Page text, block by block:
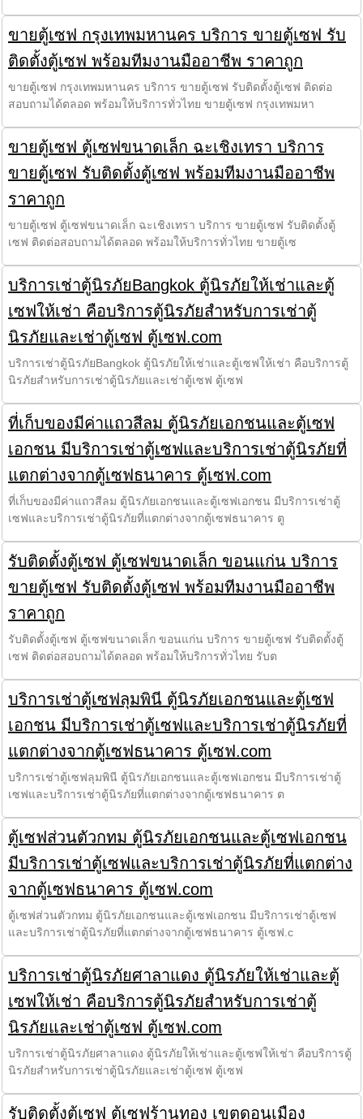
ขายตู้เซฟ กรุงเทพมหานคร บริการ ขายตู้เซฟ รับ
ติดตั้งตู้เซฟ พร้อมทีมงานมืออาชีพ ราคาถูก
ขายตู้เซฟ กรุงเทพมหานคร บริการ ขายตู้เซฟ รับติดตั้งตู้เซฟ ติดต่อ
สอบถามได้ตลอด พร้อมให้บริการทั่วไทย ขายตู้เซฟ กรุงเทพมหา
ขายตู้เซฟ ตู้เซฟขนาดเล็ก ฉะเชิงเทรา บริการ
ขายตู้เซฟ รับติดตั้งตู้เซฟ พร้อมทีมงานมืออาชีพ
ราคาถูก
ขายตู้เซฟ ตู้เซฟขนาดเล็ก ฉะเชิงเทรา บริการ ขายตู้เซฟ รับติดตั้งตู้
เซฟ ติดต่อสอบถามได้ตลอด พร้อมให้บริการทั่วไทย ขายตู้เซ
บริการเช่าตู้นิรภัยBangkok ตู้นิรภัยให้เช่าและตู้
เซฟให้เช่า คือบริการตู้นิรภัยสำหรับการเช่าตู้
นิรภัยและเช่าตู้เซฟ ตู้เซฟ.com
บริการเช่าตู้นิรภัยBangkok ตู้นิรภัยให้เช่าและตู้เซฟให้เช่า คือบริการตู้
นิรภัยสำหรับการเช่าตู้นิรภัยและเช่าตู้เซฟ ตู้เซฟ
ที่เก็บของมีค่าแถวสีลม ตู้นิรภัยเอกชนและตู้เซฟ
เอกชน มีบริการเช่าตู้เซฟและบริการเช่าตู้นิรภัยที่
แตกต่างจากตู้เซฟธนาคาร ตู้เซฟ.com
ที่เก็บของมีค่าแถวสีลม ตู้นิรภัยเอกชนและตู้เซฟเอกชน มีบริการเช่าตู้
เซฟและบริการเช่าตู้นิรภัยที่แตกต่างจากตู้เซฟธนาคาร ตู
รับติดตั้งตู้เซฟ ตู้เซฟขนาดเล็ก ขอนแก่น บริการ
ขายตู้เซฟ รับติดตั้งตู้เซฟ พร้อมทีมงานมืออาชีพ
ราคาถูก
รับติดตั้งตู้เซฟ ตู้เซฟขนาดเล็ก ขอนแก่น บริการ ขายตู้เซฟ รับติดตั้งตู้
เซฟ ติดต่อสอบถามได้ตลอด พร้อมให้บริการทั่วไทย รับต
บริการเช่าตู้เซฟลุมพินี ตู้นิรภัยเอกชนและตู้เซฟ
เอกชน มีบริการเช่าตู้เซฟและบริการเช่าตู้นิรภัยที่
แตกต่างจากตู้เซฟธนาคาร ตู้เซฟ.com
บริการเช่าตู้เซฟลุมพินี ตู้นิรภัยเอกชนและตู้เซฟเอกชน มีบริการเช่าตู้
เซฟและบริการเช่าตู้นิรภัยที่แตกต่างจากตู้เซฟธนาคาร ต
ตู้เซฟส่วนตัวกทม ตู้นิรภัยเอกชนและตู้เซฟเอกชน
มีบริการเช่าตู้เซฟและบริการเช่าตู้นิรภัยที่แตกต่าง
จากตู้เซฟธนาคาร ตู้เซฟ.com
ตู้เซฟส่วนตัวกทม ตู้นิรภัยเอกชนและตู้เซฟเอกชน มีบริการเช่าตู้เซฟ
และบริการเช่าตู้นิรภัยที่แตกต่างจากตู้เซฟธนาคาร ตู้เซฟ.c
บริการเช่าตู้นิรภัยศาลาแดง ตู้นิรภัยให้เช่าและตู้
เซฟให้เช่า คือบริการตู้นิรภัยสำหรับการเช่าตู้
นิรภัยและเช่าตู้เซฟ ตู้เซฟ.com
บริการเช่าตู้นิรภัยศาลาแดง ตู้นิรภัยให้เช่าและตู้เซฟให้เช่า คือบริการตู้
นิรภัยสำหรับการเช่าตู้นิรภัยและเช่าตู้เซฟ ตู้เซฟ
รับติดตั้งตู้เซฟ ตู้เซฟร้านทอง เขตดอนเมือง